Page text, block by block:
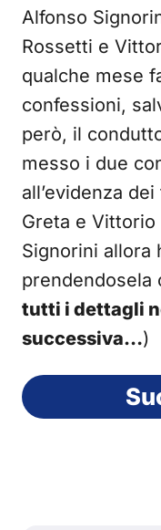
Alfonso
Rossetti e
qualche mese
confessioni,
però, il
messo i due
all’evidenza
Greta e
Signorini allora
prendendosela
tutti i dettagli
successiva…)